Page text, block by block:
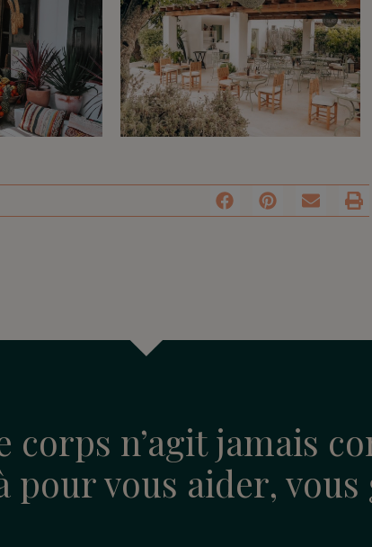
corps n’agit jamais
pour vous aider, vous